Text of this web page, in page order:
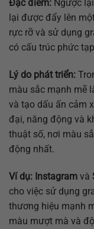
Đặc điểm: Ngược
lại được đẩy lên
rực rỡ và sử dụng
có cấu trúc phức
Lý do phát triển:
màu sắc mạnh mẽ
và tạo dấu ấn cảm
đại, năng động và
thuật số, nơi màu
động nhất.
Ví dụ: Instagram và
cho việc sử dụng
thương hiệu mạnh
màu mượt mà và